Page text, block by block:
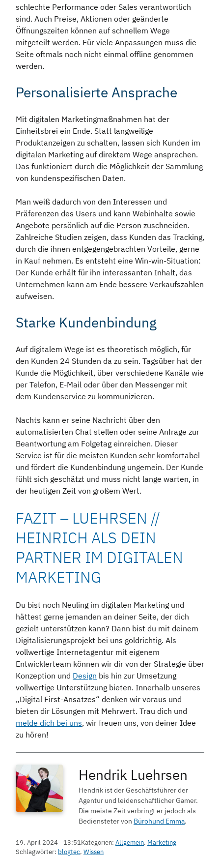
schlechte Performance oder Sales verantwortlich
sind. Auch Preise, Aktionen oder geänderte
Öffnungszeiten können auf schnellem Wege
mitgeteilt werden. Für viele Anpassungen muss die
Seite oftmals noch nicht einmal offline genommen
werden.
Personalisierte Ansprache
Mit digitalen Marketingmaßnahmen hat der
Einheitsbrei ein Ende. Statt langweilige
Produktanzeigen zu schalten, lassen sich Kunden im
digitalen Marketing auf direktem Wege ansprechen.
Das funktioniert durch die Möglichkeit der Sammlung
von kundenspezifischen Daten.
Man weiß dadurch von den Interessen und
Präferenzen des Users und kann Webinhalte sowie
Angebote persönlich auf die Person zuschneiden.
Zahlreiche Studien zeigen, dass Kunden das Tracking,
durch die ihnen entgegengebrachten Vorteile, gerne
in Kauf nehmen. Es entsteht eine Win-win-Situation:
Der Kunde erhält für ihn interessanten Inhalt, das
Unternehmen kann am Ende bessere Verkaufszahlen
aufweisen.
Starke Kundenbindung
Auf digitalem Wege ist es theoretisch möglich, für
den Kunden 24 Stunden da zu sein. Tagsüber hat der
Kunde die Möglichkeit, über verschiedene Kanäle wie
per Telefon, E-Mail oder über den Messenger mit
dem Kundenservice zu kommunizieren.
Nachts kann er seine Nachricht über den
automatisierten Chat stellen oder seine Anfrage zur
Beantwortung am Folgetag einreichen. Dieser
Service ist für die meisten Kunden sehr komfortabel
und fördert die Kundenbindung ungemein. Der Kunde
fühlt sich geschätzt und muss nicht lange warten, in
der heutigen Zeit von großem Wert.
FAZIT – LUEHRSEN //
HEINRICH ALS DEIN
PARTNER IM DIGITALEN
MARKETING
Du bist noch Neuling im digitalen Marketing und
hättest gerne jemanden an deiner Seite, der dich
gezielt unterstützen kann? Dann bist du mit deinem
Digitalisierungsprojekt bei uns goldrichtig. Als
vollwertige Internetagentur mit eigenem
Entwicklerteam können wir dir von der Strategie über
Konzeption und Design bis hin zur Umsetzung
vollwertige Unterstützung bieten. Innerhalb unseres
„Digital First-Ansatzes“ denken wir voraus und
bieten dir Lösungen mit Mehrwert. Trau dich und
melde dich bei uns, wir freuen uns, von deiner Idee
zu hören!
Hendrik Luehrsen
Hendrik ist der Geschäftsführer der
Agentur und leidenschaftlicher Gamer.
Die meiste Zeit verbringt er jedoch als
Bediensteter von Bürohund Emma.
19. April 2024 - 13:51Kategorien: Allgemein, Marketing
Schlagwörter: blogtec, Wissen